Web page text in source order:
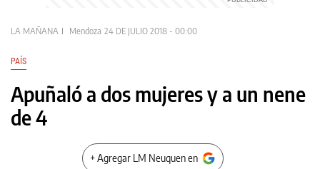
LA MAÑANA Mendoza 24 DE JULIO 2018 - 00:00
PAÍS
Apuñaló a dos mujeres y a un nene
de 4
+ Agregar LM Neuquen en